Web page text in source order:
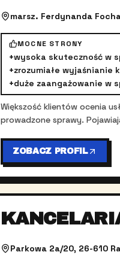
marsz. Ferdynanda
MOCNE STRONY
+wysoka skuteczność w
+zrozumiałe wyjaśnianie
+duże zaangażowanie w
Większość klientów ocenia
prowadzone sprawy.
ZOBACZ PROFIL
Parkowa 2a/20, 26-610